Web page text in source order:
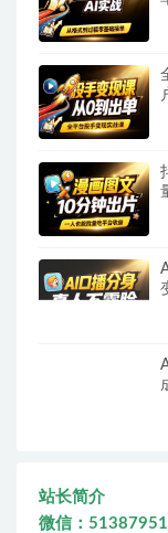
站长简介
微信：51387951